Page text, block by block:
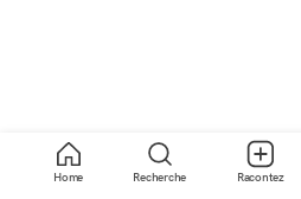
Home Recherche Racontez